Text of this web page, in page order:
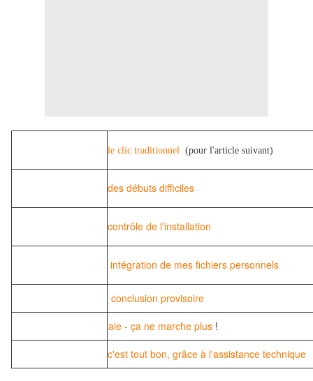
le clic traditionnel (pour l'article suivant)
des débuts difficiles
contrôle de l'installation
intégration de mes fichiers personnels
conclusion provisoire
aie - ça ne marche plus !
c'est tout bon, grâce à l'assistance technique